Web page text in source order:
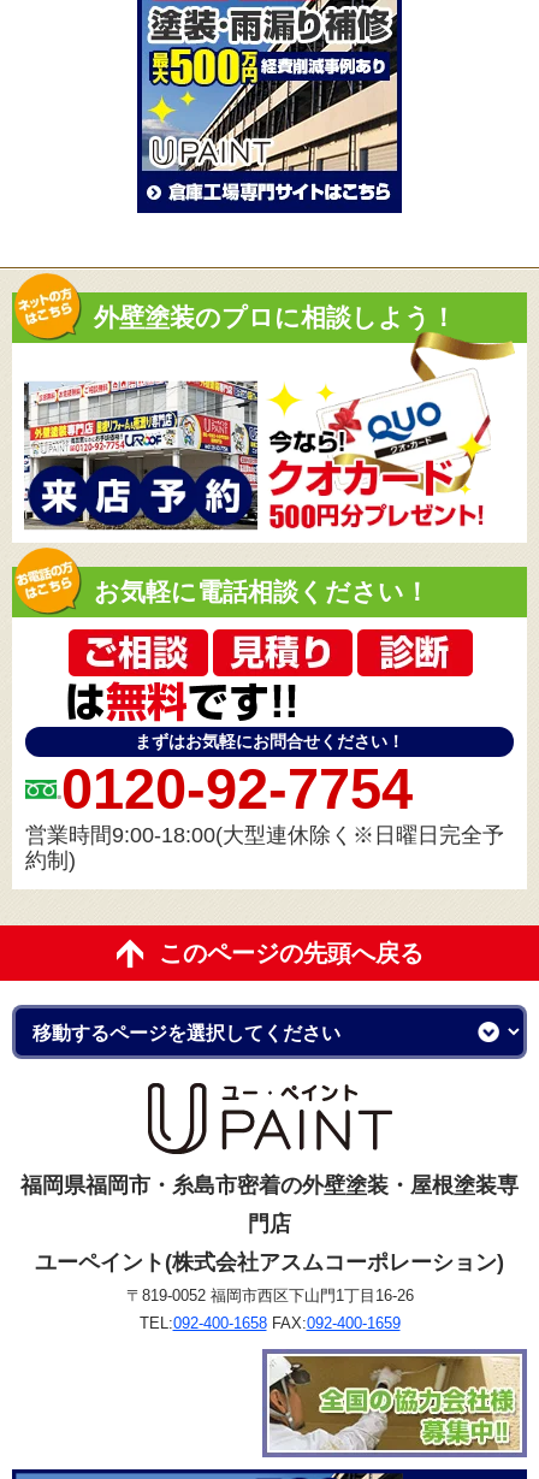
外壁塗装のプロに相談しよう！
お気軽に電話相談ください！
まずはお気軽にお問合せください！
0120-92-7754
営業時間9:00-18:00(大型連休除く※日曜日完全予
約制)
このページの先頭へ戻る
福岡県福岡市・糸島市密着の外壁塗装・屋根塗装専
門店
ユーペイント(株式会社アスムコーポレーション)
〒819-0052 福岡市西区下山門1丁目16-26
TEL:092-400-1658FAX:092-400-1659